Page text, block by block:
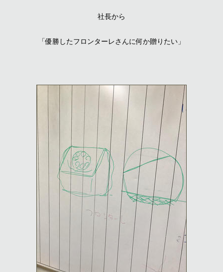
社長から
「優勝したフロンターレさんに何か贈りたい」